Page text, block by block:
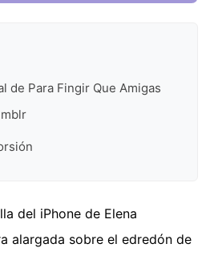
de Para Fingir Que Amigas
del iPhone de Elena
alargada sobre el edredón de